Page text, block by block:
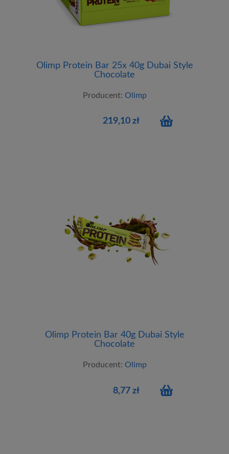
Olimp Protein Bar 25x 40g Dubai Style
Chocolate
Producent: Olimp
219,10 zł
Olimp Protein Bar 40g Dubai Style
Chocolate
Producent: Olimp
8,77 zł